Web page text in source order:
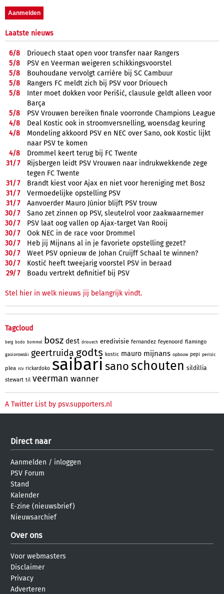
Laatste nieuws
6/8
Driouech staat open voor transfer naar Rangers
5/8
PSV en Veerman weigeren schikkingsvoorstel
5/8
Bouhoudane vervolgt carrière bij SC Cambuur
5/8
Rangers FC meldt zich bij PSV voor Driouech
5/8
Inter moet dokken voor Perišić, clausule geldt alleen voor
Barça
5/8
PSV Vrouwen bereiken finale voorronde Champions League
4/8
Deal Kostic ook in stroomversnelling, woensdag keuring
4/8
Mondeling akkoord PSV en NEC over Sano, ook Kostic lijkt
naar PSV te komen
4/8
Drommel keert terug bij FC Twente
31/7
Rijsbergen leidt PSV Vrouwen naar indrukwekkende zege
tegen FC Twente
31/7
Brandt kiest voor Ajax en niet voor hereniging met Bosz
31/7
Vermoedelijke opstelling PSV
31/7
Aanvoerder Mauro Júnior blijft PSV trouw
30/7
Sano zet zinnen op PSV, sleutelrol voor zaakwaarnemer
30/7
PSV laat oog vallen op Ajax-target Van Rooij
30/7
Ook NEC in de race voor Drommel
30/7
Heb jij Mijnans al in je favoriete opstelling gezet?
30/7
Weet PSV opnieuw de Johan Cruijff Schaal te winnen?
30/7
Kostić heeft tweejarig voorstel PSV in beraad
29/7 Boadu vertrekt definitief bij PSV
Stel hier in welk nieuws jij belangrijk vindt.
Tagcloud
berg bodo bommel bosz dest driouech eredivisie fernandez feyenoord flamingo
gasiorowski geertruida godts kostic mauro mijnans opbouw pepi perisic
plea rcv rickardoko saibari sanoschouten sildillia
stewart til veerman wanner
A Twitter List by psv.supporters.nl
Direct naar
Aanmelden / inloggen
PSV Forum
Stand
Kalender
E-zine (nieuwsbrief)
Nieuwsarchief
Over ons
Voor webmasters
Disclaimer
Privacy
Adverteren